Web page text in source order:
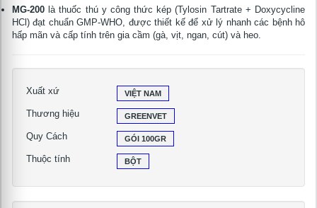
MG-200 là thuốc thú y công thức kép (Tylosin Tartrate + Doxycycline
HCl) đạt chuẩn GMP-WHO, được thiết kế để xử lý nhanh các bệnh hô
hấp mãn và cấp tính trên gia cầm (gà, vịt, ngan, cút) và heo.
Xuất xứ VIỆT NAM
Thương hiệu GREENVET
Quy Cách GÓI 100GR
Thuộc tính BỘT